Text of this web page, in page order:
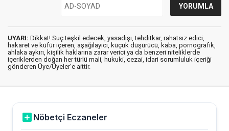
UYARI: Dikkat! Suç teşkil edecek, yasadışı, tehditkar, rahatsız edici,
hakaret ve küfür içeren, aşağılayıcı, küçük düşürücü, kaba, pornografik,
ahlaka aykırı, kişilik haklarına zarar verici ya da benzeri niteliklerde
içeriklerden doğan her türlü mali, hukuki, cezai, idari sorumluluk içeriği
gönderen Üye/Üyeler’e aittir.